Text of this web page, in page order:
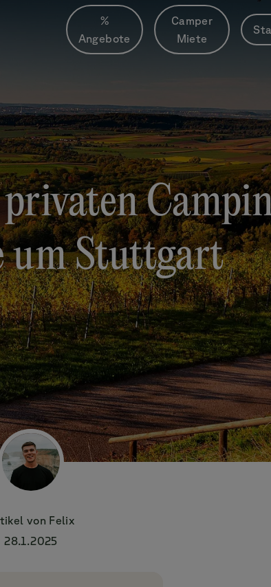
%
Angebote
Camper
Miete
um Stuttgart
von Felix
28.1.2025